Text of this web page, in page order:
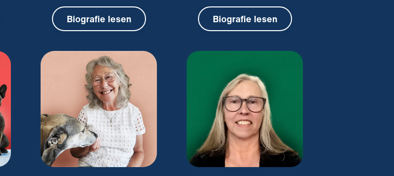
Biografie lesen Biografie lesen